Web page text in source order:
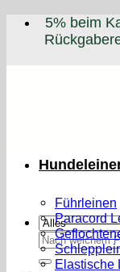
Zum
5% beim
Suchen
nach:
Führleinen
Paracord
Elastische